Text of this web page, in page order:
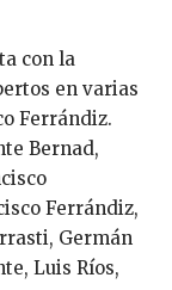
con la
en varias
Ferrándiz.
Bernad,
Ferrándiz,
Germán
Luis Ríos,